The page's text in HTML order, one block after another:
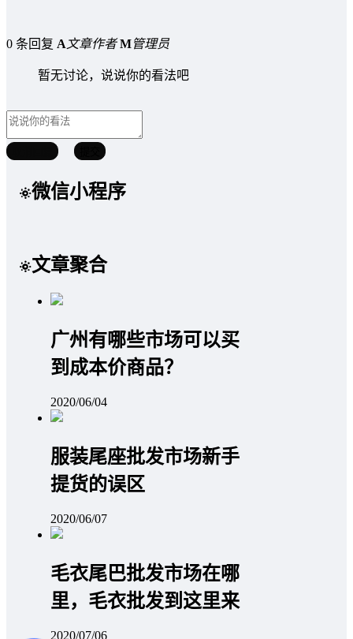
0 条回复 A文章作者 M管理员
暂无讨论，说说你的看法吧
微信小程序
文章聚合
广州有哪些市场可以买
到成本价商品？
2020/06/04
服装尾座批发市场新手
提货的误区
2020/06/07
毛衣尾巴批发市场在哪
里，毛衣批发到这里来
2020/07/06